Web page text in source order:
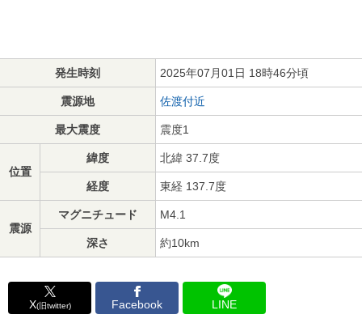
発生時刻 2025年07月01日 18時46分頃
震源地 佐渡付近
最大震度 震度1
位置
緯度 北緯 37.7度
経度 東経 137.7度
震源
マグニチュード M4.1
深さ 約10km
X(旧twitter) Facebook LINE